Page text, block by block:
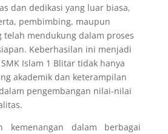
dan dedikasi yang luar biasa,
pembimbing, maupun
telah mendukung dalam proses
Keberhasilan ini menjadi
Islam 1 Blitar tidak hanya
akademik dan keterampilan
pengembangan nilai-nilai
kemenangan dalam berbagai